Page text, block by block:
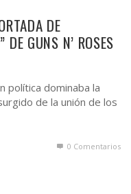
DE
DE GUNS N’ ROSES
política dominaba la
de la unión de los
0 Comentarios